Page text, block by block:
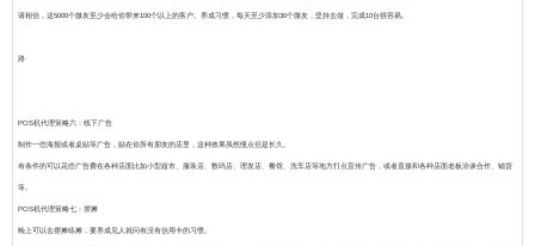
请相信，这5000个微友至少会给你带来100个以上的客户。养成习惯，每天至少添加30个微友，坚持去做，完成10台很容易。
路
POS机代理策略六：线下广告
制作一些海报或者桌贴等广告，贴在你所有朋友的店里，这种效果虽然慢点但是长久。
有条件的可以花些广告费在各种店面比如小型超市、服装店、数码店、理发店、餐馆、洗车店等地方打点宣传广告，或者直接和各种店面老板洽谈合作、铺货
等。
POS机代理策略七：摆摊
晚上可以去摆摊练摊，要养成见人就问有没有信用卡的习惯。